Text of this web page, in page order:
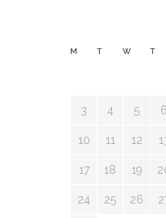
M T W T
3 4 5 6
10 11 12
17 18 19
24 25 26